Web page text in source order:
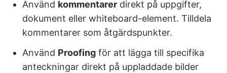
Använd kommentarer direkt på uppgifter,
dokument eller whiteboard-element. Tilldela
kommentarer som åtgärdspunkter.
Använd Proofing för att lägga till specifika
anteckningar direkt på uppladdade bilder